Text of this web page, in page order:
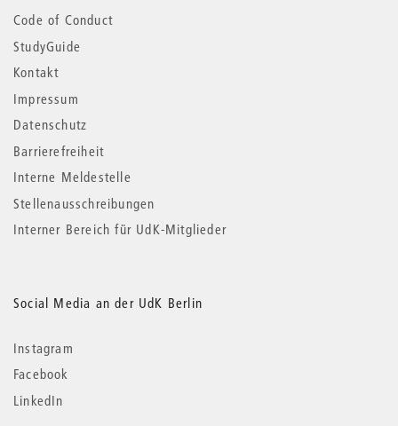
Code of Conduct
StudyGuide
Kontakt
Impressum
Datenschutz
Barrierefreiheit
Interne Meldestelle
Stellenausschreibungen
Interner Bereich für UdK-Mitglieder
Social Media an der UdK Berlin
Instagram
Facebook
LinkedIn